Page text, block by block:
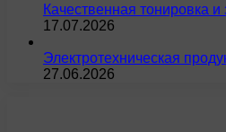
Качественная тонировка
17.07.2026
Электротехническая
27.06.2026